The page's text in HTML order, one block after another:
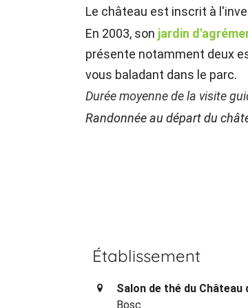
Le château est inscrit à
En 2003, son jardin
présente notamment deux
vous baladant dans le parc.
Durée moyenne de la visite
Randonnée au départ du
Établissement
Salon de thé du Château
Bosc